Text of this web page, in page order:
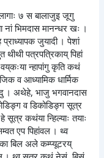
७ स बालाजुइ जूगु
नां भिमदास मानन्धर खः ।
जुयादी । पेशां
पत्रपत्रिकाय् पिहां
न्हापांगु कृति कथं
व आध्यामिक धार्मिक
दु । अथेहे, भाजु भगवानदास
व डिकोडिङ्ग सूत्र
कथंया न्हिल्याः तयाः
एप पिहांवल । थ्व
बिल अले कम्प्यूटरय्